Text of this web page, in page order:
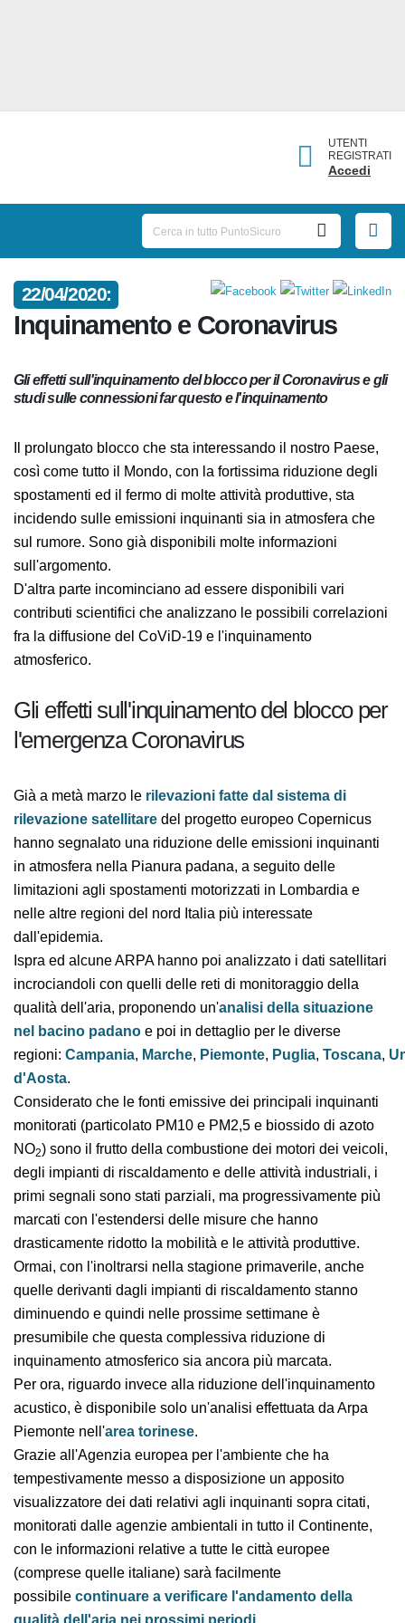
UTENTI
REGISTRATI
Accedi
22/04/2020:
Inquinamento e Coronavirus
Gli effetti sull'inquinamento del blocco per il Coronavirus e
gli studi sulle connessioni far questo e l'inquinamento
Il prolungato blocco che sta interessando il nostro
Paese, così come tutto il Mondo, con la fortissima
riduzione degli spostamenti ed il fermo di molte attività
produttive, sta incidendo sulle emissioni inquinanti sia
in atmosfera che sul rumore. Sono già disponibili molte
informazioni sull'argomento.
D'altra parte incominciano ad essere disponibili vari
contributi scientifici che analizzano le possibili
correlazioni fra la diffusione del CoViD-19 e
l'inquinamento atmosferico.
Gli effetti sull'inquinamento del blocco
per l'emergenza Coronavirus
Già a metà marzo lerilevazioni fatte dal sistema di
rilevazione satellitaredel progetto europeo
Copernicus hanno segnalato una riduzione
delle emissioni inquinanti in atmosfera nella Pianura
padana, a seguito delle limitazioni agli spostamenti
motorizzati in Lombardia e nelle altre regioni del nord
Italia più interessate dall'epidemia.
Ispra ed alcune ARPA hanno poi analizzato i dati
satellitari incrociandoli con quelli delle reti di
monitoraggio della qualità dell'aria, proponendo
un' analisi della situazione nel bacino padanoe poi
in dettaglio per le diverse
regioni:Campania
d'Aosta.
Considerato che le fonti emissive dei principali
inquinanti monitorati (particolato PM10 e PM2,5 e
biossido di azoto NO2) sono il frutto della combustione
dei motori dei veicoli, degli impianti di riscaldamento e
delle attività industriali, i primi segnali sono stati
parziali, ma progressivamente più marcati con
l'estendersi delle misure che hanno drasticamente
ridotto la mobilità e le attività produttive. Ormai, con
l'inoltrarsi nella stagione primaverile, anche quelle
derivanti dagli impianti di riscaldamento stanno
diminuendo e quindi nelle prossime settimane è
presumibile che questa complessiva riduzione di
inquinamento atmosferico sia ancora più marcata.
Per ora, riguardo invece alla riduzione
dell'inquinamento acustico, è disponibile solo
un'analisi effettuata da Arpa Piemonte nell'area
torinese.
Grazie all'Agenzia europea per l'ambiente che ha
tempestivamente messo a disposizione un apposito
visualizzatore dei dati relativi agli inquinanti sopra
citati, monitorati dalle agenzie ambientali in tutto il